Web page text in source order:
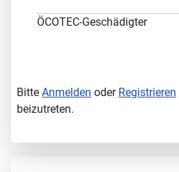
ÖCOTEC-Geschädigter
Bitte Anmelden oder Registrieren
beizutreten.